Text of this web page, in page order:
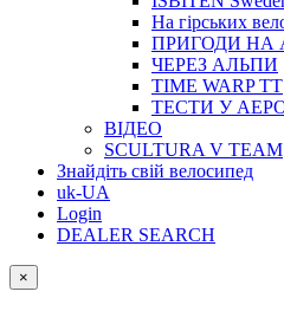
На гірських
ПРИГОДИ НА
ЧЕРЕЗ АЛЬПИ
TIME WARP TT
ТЕСТИ У
ВІДЕО
SCULTURA V TEAM
Знайдіть свій велосипед
uk-UA
Login
DEALER SEARCH
×